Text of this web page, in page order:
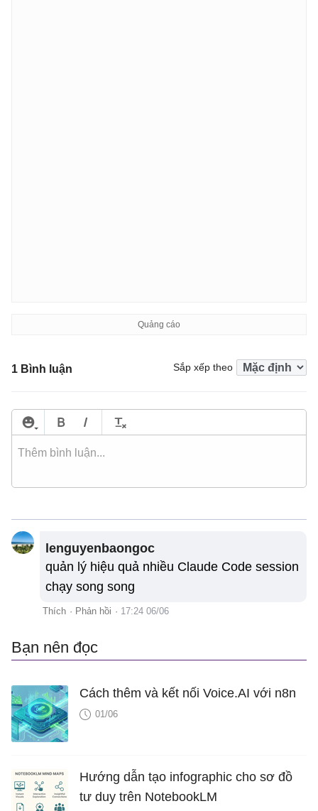
1 Bình luận Sắp xếp theo
lenguyenbaongoc
quản lý hiệu quả nhiều Claude Code session
chạy song song
Thích · Phản hồi · 17:24 06/06
Bạn nên đọc
Cách thêm và kết nối Voice.AI với n8n
01/06
Hướng dẫn tạo infographic cho sơ đồ
tư duy trên NotebookLM